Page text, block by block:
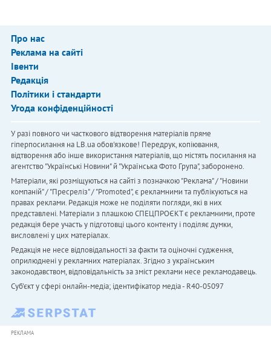
Про нас
Реклама на сайті
Івенти
Редакція
Політики і стандарти
Угода конфіденційності
У разі повного чи часткового відтворення матеріалів пряме
гіперпосилання на LB.ua обов'язкове! Передрук, копіювання,
відтворення або інше використання матеріалів, що містять посилання на
агентство "Українськi Новини" й "Українська Фото Група", заборонено.
Матеріали, які розміщуються на сайті з позначкою "Реклама" / "Новини
компаній" / "Пресреліз" / "Promoted", є рекламними та публікуються на
правах реклами. Редакція може не поділяти погляди, які в них
представлені. Матеріали з плашкою СПЕЦПРОЄКТ є рекламними, проте
редакція бере участь у підготовці цього контенту і поділяє думки,
висловлені у цих матеріалах.
Редакція не несе відповідальності за факти та оціночні судження,
оприлюднені у рекламних матеріалах. Згідно з українським
законодавством, відповідальність за зміст реклами несе рекламодавець.
Cуб'єкт у сфері онлайн-медіа; ідентифікатор медіа - R40-05097
РЕКЛАМА